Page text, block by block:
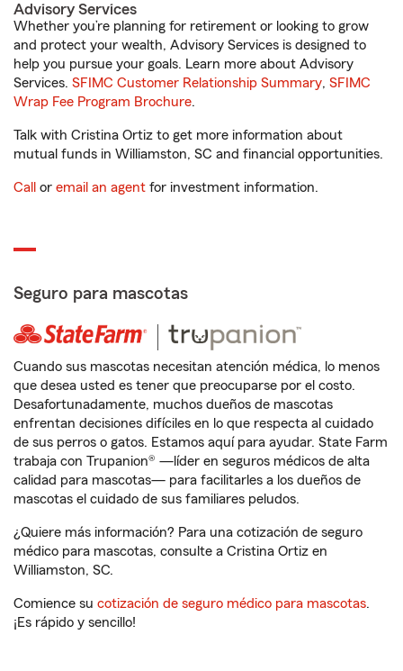
Advisory Services
Whether you’re planning for retirement or looking to grow
and protect your wealth, Advisory Services is designed to
help you pursue your goals. Learn more about Advisory
Services. SFIMC Customer Relationship Summary, SFIMC
Wrap Fee Program Brochure.
Talk with Cristina Ortiz to get more information about
mutual funds in Williamston, SC and financial opportunities.
Call or email an agent for investment information.
Seguro para mascotas
Cuando sus mascotas necesitan atención médica, lo menos
que desea usted es tener que preocuparse por el costo.
Desafortunadamente, muchos dueños de mascotas
enfrentan decisiones difíciles en lo que respecta al cuidado
de sus perros o gatos. Estamos aquí para ayudar. State Farm
trabaja con Trupanion® —líder en seguros médicos de alta
calidad para mascotas— para facilitarles a los dueños de
mascotas el cuidado de sus familiares peludos.
¿Quiere más información? Para una cotización de seguro
médico para mascotas, consulte a Cristina Ortiz en
Williamston, SC.
Comience su cotización de seguro médico para mascotas.
¡Es rápido y sencillo!